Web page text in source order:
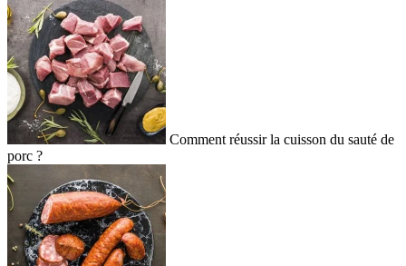
Comment réussir la cuisson du sauté de
porc ?